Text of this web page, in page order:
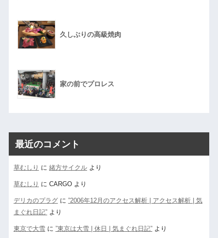
久しぶりの高級焼肉
家の前でプロレス
最近のコメント
草むしり に 緒方サイクルより
草むしり に CARGOより
デリカのプラグに ”2006年12月のアクセス解析 | アクセス解析 | 気
まぐれ日記”より
東京で大雪に ”東京は大雪 | 休日 | 気まぐれ日記”より